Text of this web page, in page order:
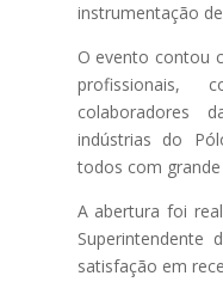
instrumentação
O evento contou
profissionais,
colaboradores
indústrias do
todos com
A abertura foi
Superintendente
satisfação em